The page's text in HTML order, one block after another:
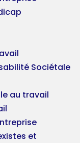
Sociétale
au travail
et